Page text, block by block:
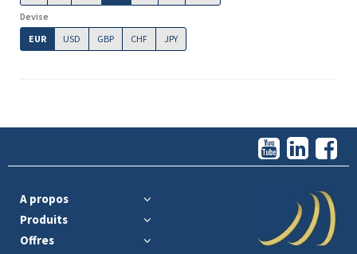
Devise
EUR
USD GBP CHF JPY
A propos
Produits
Offres